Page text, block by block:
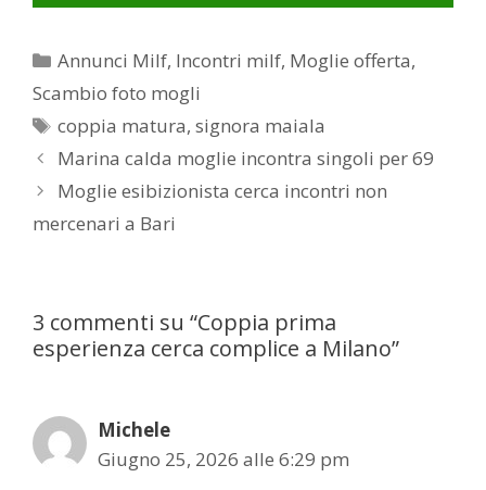
Categorie
Annunci Milf, Incontri milf, Moglie offerta,
Scambio foto mogli
Tag
coppia matura,signora maiala
Post
navigation
Marina calda moglie incontra singoli per 69
Moglie esibizionista cerca incontri non
mercenari a Bari
3 commenti su “Coppia prima
esperienza cerca complice a Milano”
Michele
Giugno 25, 2026 alle 6:29 pm